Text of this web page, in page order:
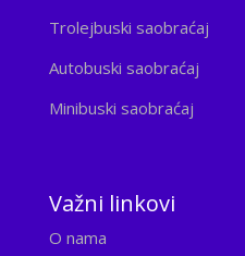
Trolejbuski saobraćaj
Autobuski saobraćaj
Minibuski saobraćaj
Važni linkovi
O nama